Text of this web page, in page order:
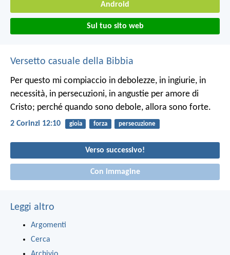
Android
Sul tuo sito web
Versetto casuale della Bibbia
Per questo mi compiaccio in debolezze, in ingiurie, in
necessità, in persecuzioni, in angustie per amore di
Cristo; perché quando sono debole, allora sono forte.
2 Corinzi 12:10 gioia forza persecuzione
Verso successivo!
Con immagine
Leggi altro
Argomenti
Cerca